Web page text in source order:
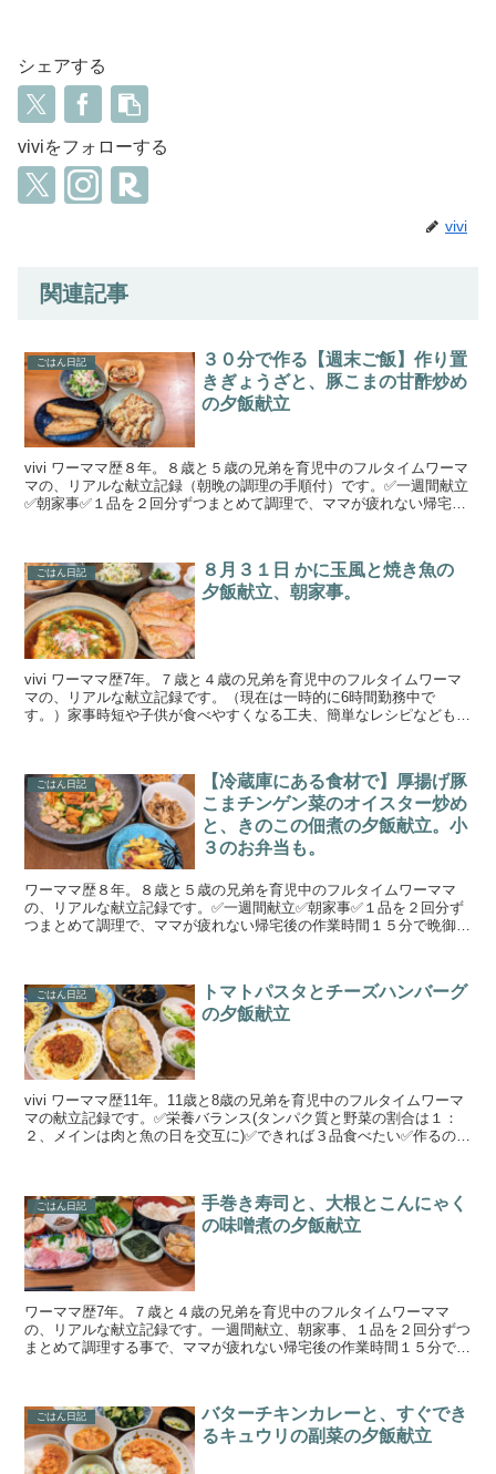
シェアする
viviをフォローする
vivi
関連記事
ごはん日記
３０分で作る【週末ご飯】作り置
きぎょうざと、豚こまの甘酢炒め
の夕飯献立
vivi ワーママ歴８年。８歳と５歳の兄弟を育児中のフルタイムワーマ
マの、リアルな献立記録（朝晩の調理の手順付）です。✅一週間献立
✅朝家事✅１品を２回分ずつまとめて調理で、ママが疲れない帰宅後
ごはん日記
８月３１日 かに玉風と焼き魚の
夕飯献立、朝家事。
vivi ワーママ歴7年。７歳と４歳の兄弟を育児中のフルタイムワーマ
マの、リアルな献立記録です。（現在は一時的に6時間勤務中で
す。）家事時短や子供が食べやすくなる工夫、簡単なレシピなども載
ごはん日記
【冷蔵庫にある食材で】厚揚げ豚
こまチンゲン菜のオイスター炒め
と、きのこの佃煮の夕飯献立。小
３のお弁当も。
ワーママ歴８年。８歳と５歳の兄弟を育児中のフルタイムワーママ
の、リアルな献立記録です。✅一週間献立✅朝家事✅１品を２回分ず
つまとめて調理で、ママが疲れない帰宅後の作業時間１５分で晩御飯
ごはん日記
トマトパスタとチーズハンバーグ
の夕飯献立
vivi ワーママ歴11年。11歳と8歳の兄弟を育児中のフルタイムワーマ
マの献立記録です。✅栄養バランス(タンパク質と野菜の割合は１：
２、メインは肉と魚の日を交互に)✅できれば３品食べたい✅作るのに
ごはん日記
手巻き寿司と、大根とこんにゃく
の味噌煮の夕飯献立
ワーママ歴7年。７歳と４歳の兄弟を育児中のフルタイムワーママ
の、リアルな献立記録です。一週間献立、朝家事、１品を２回分ずつ
まとめて調理する事で、ママが疲れない帰宅後の作業時間１５分で晩
ごはん日記
バターチキンカレーと、すぐでき
るキュウリの副菜の夕飯献立